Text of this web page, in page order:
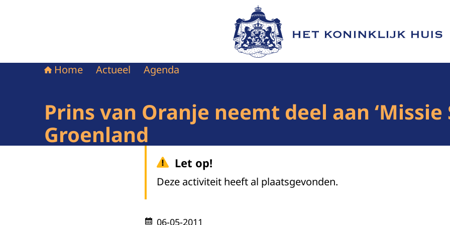
Naar de homepage van Het Koninklijk Huis
Home Actueel Agenda
Prins van Oranje neemt deel aan ‘Missie
Groenland
Let op!
Deze activiteit heeft al plaatsgevonden.
06-05-2011